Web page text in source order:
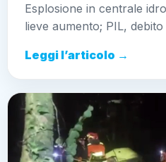
Esplosione in centrale
lieve aumento; PIL,
Leggi l’articolo →